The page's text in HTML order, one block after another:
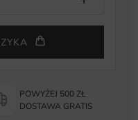
POWYŻEJ 500 ZŁ
DOSTAWA GRATIS